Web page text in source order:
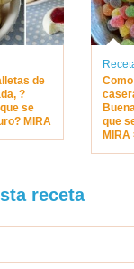
de
?
se
MIRA
que
MIRA
receta